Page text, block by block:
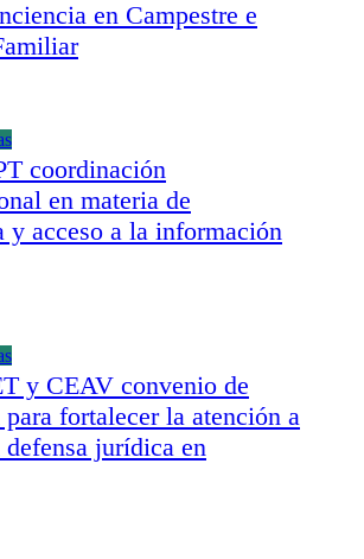
en Campestre e
coordinación
en materia de
y acceso a la información
y CEAV convenio de
fortalecer la atención a
jurídica en